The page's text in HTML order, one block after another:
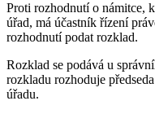
Proti rozhodnutí o námitce,
úřad, má účastník řízení
rozhodnutí podat rozklad.
Rozklad se podává u
rozkladu rozhoduje
úřadu.